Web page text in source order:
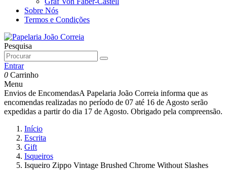
Sobre Nós
Termos e Condições
Pesquisa
Entrar
0 Carrinho
Menu
Envios de EncomendasA Papelaria João Correia informa que as
encomendas realizadas no período de 07 até 16 de Agosto serão
expedidas a partir do dia 17 de Agosto. Obrigado pela compreensão.
Início
Escrita
Gift
Isqueiros
Isqueiro Zippo Vintage Brushed Chrome Without Slashes